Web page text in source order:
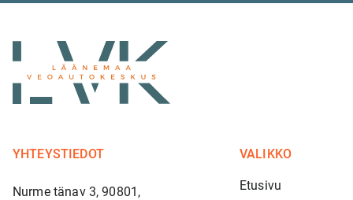
YHTEYSTIEDOT
Nurme tänav 3, 90801,
VALIKKO
Etusivu